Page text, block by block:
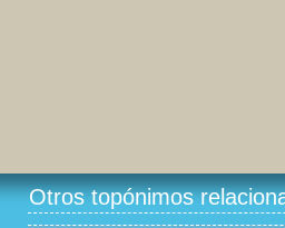
Otros topónimos